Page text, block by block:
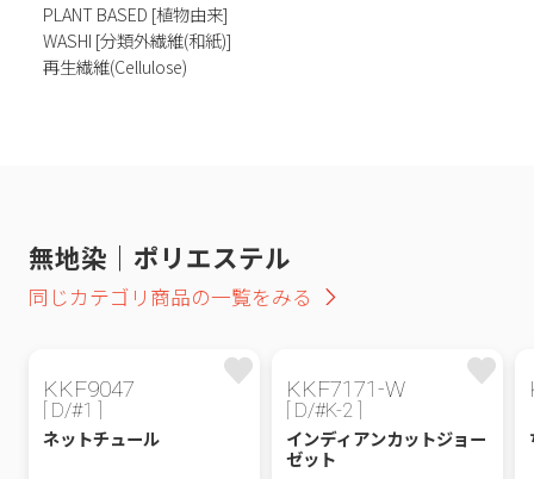
PLANT BASED [植物由来]
WASHI [分類外繊維(和紙)]
再生繊維(Cellulose)
無地染｜ポリエステル
同じカテゴリ商品の一覧をみる
KKF9047
[ D/#1 ]
ネットチュール
KKF7171-W
[ D/#K-2 ]
インディアンカットジョー
ゼット